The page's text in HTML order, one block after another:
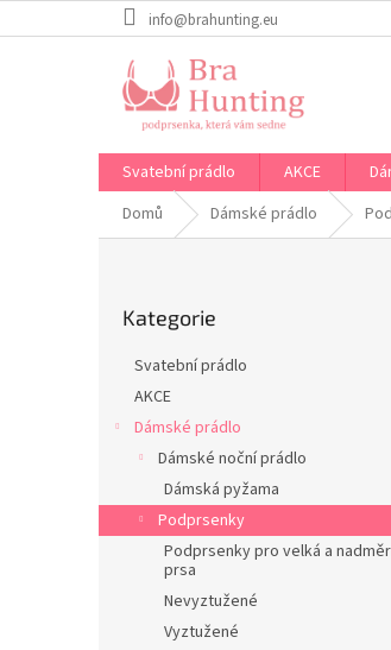
na
info@brahunting.eu
Svatební prádlo AKCE
Domů
Dámské prádlo
a
n
kategorie
Kategorie
Svatební prádlo
AKCE
Dámské prádlo
Dámské noční prádlo
Dámská pyžama
Podprsenky
Podprsenky pro velká a
prsa
Nevyztužené
Vyztužené